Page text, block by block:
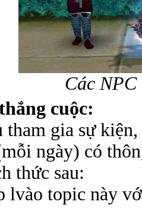
Các
cuộc:
tham gia sự
ngày) có
thức sau:
lvào topic này